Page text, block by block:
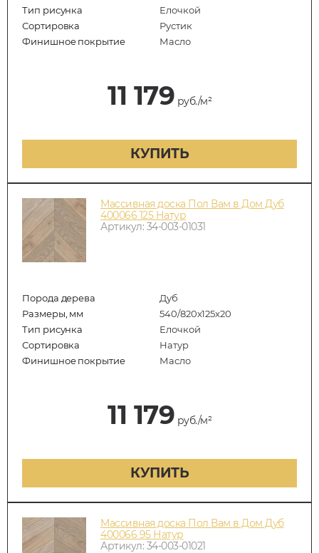
Тип рисунка
Елочкой
Сортировка
Рустик
Финишное покрытие
Масло
11 179 руб./м²
КУПИТЬ
Массивная доска Пол Вам в Дом Дуб
400066 125 Натур
Артикул: 34-003-01031
Порода дерева
Дуб
Размеры, мм
540/820x125x20
Тип рисунка
Елочкой
Сортировка
Натур
Финишное покрытие
Масло
11 179 руб./м²
КУПИТЬ
Массивная доска Пол Вам в Дом Дуб
400066 95 Натур
Артикул: 34-003-01021